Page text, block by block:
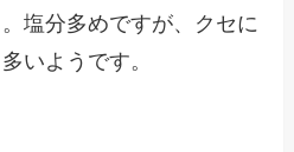
塩分多めですが、クセに
いようです。